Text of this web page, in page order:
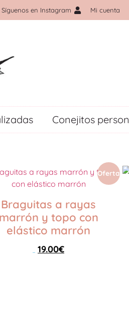
Síguenos en Instagram Mi cuenta
Conejitos
Oferta
Braguitas a rayas
marrón y topo con
elástico marrón
19.00€